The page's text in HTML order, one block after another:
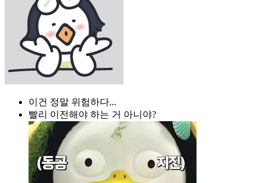
이건 정말 위험하다...
빨리 이전해야 하는 거 아니야?